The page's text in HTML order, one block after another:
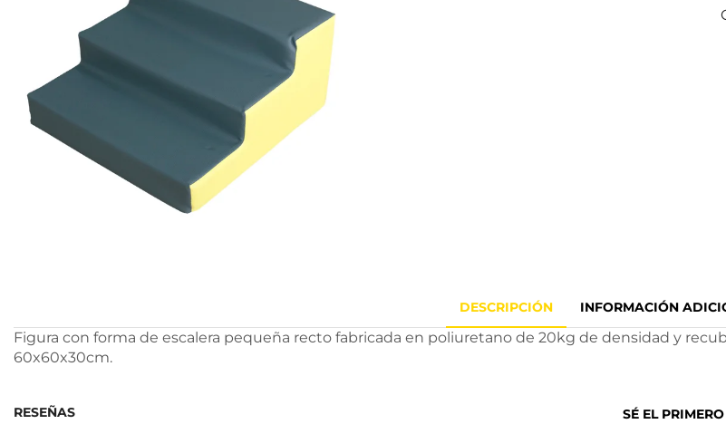
DESCRIPCIÓN INFORMACIÓN
Figura con forma de escalera pequeña recto fabricada en poliuretano de 20kg de densidad y
60x60x30cm.
RESEÑAS SÉ EL